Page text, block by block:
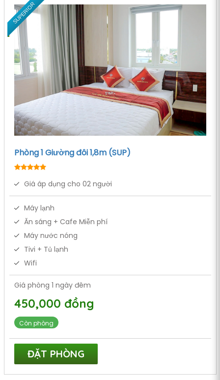
SUPERIOR
Phòng 1 Giường đôi 1,8m (SUP)
Giá áp dụng cho 02 người
Máy lạnh
Ăn sáng + Cafe Miễn phí
Máy nước nóng
Tivi + Tủ lạnh
Wifi
Giá phòng 1 ngày đêm
450,000 đồng
Còn phòng
ĐẶT PHÒNG